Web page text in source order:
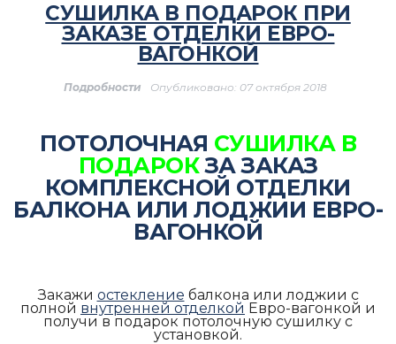
СУШИЛКА В ПОДАРОК ПРИ
ЗАКАЗЕ ОТДЕЛКИ ЕВРО-
ВАГОНКОЙ
Подробности Опубликовано: 07 октября 2018
ПОТОЛОЧНАЯ СУШИЛКА В
ПОДАРОКЗА ЗАКАЗ
КОМПЛЕКСНОЙ ОТДЕЛКИ
БАЛКОНА ИЛИ ЛОДЖИИ ЕВРО-
ВАГОНКОЙ
Закажи остекление балкона или лоджии с
полной внутренней отделкой Евро-вагонкой и
получи в подарок потолочную сушилку с
установкой.